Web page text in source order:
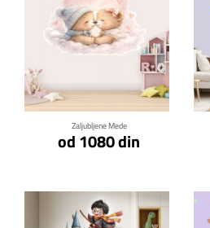
Zaljubljene Mede
od 1080 din